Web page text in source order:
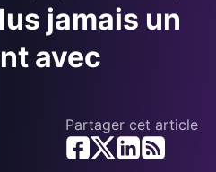
jamais un
avec
Partager cet article